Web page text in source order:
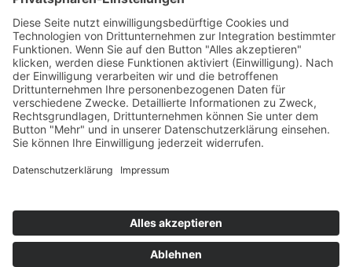
66793
Saarwellingen
Saarland/Deutschland
Tel.: 0170 479 88 70
Mail: info@frauliebe.com
© Frau Liebe
Webdesign byCLEMENS